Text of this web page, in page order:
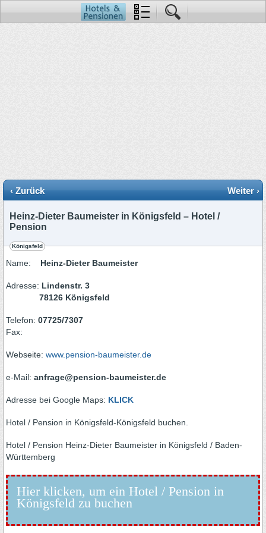
‹ Zurück Weiter ›
Heinz-Dieter Baumeister in Königsfeld – Hotel /
Pension
Königsfeld
Name: Heinz-Dieter Baumeister
Adresse: Lindenstr. 3
78126 Königsfeld
Telefon: 07725/7307
Fax:
Webseite: www.pension-baumeister.de
e-Mail: anfrage@pension-baumeister.de
Adresse bei Google Maps: KLICK
Hotel / Pension in Königsfeld-Königsfeld buchen.
Hotel / Pension Heinz-Dieter Baumeister in Königsfeld / Baden-
Württemberg
Hier klicken, um ein Hotel / Pension in
Königsfeld zu buchen